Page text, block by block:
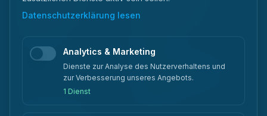
Backup & DR
FAQ
Anbieter-Vergleiche
Datenschutzerklärung lesen
Analytics & Marketing
Dienste zur Analyse des Nutzerverhaltens und
zur Verbesserung unseres Angebots.
1 Dienst